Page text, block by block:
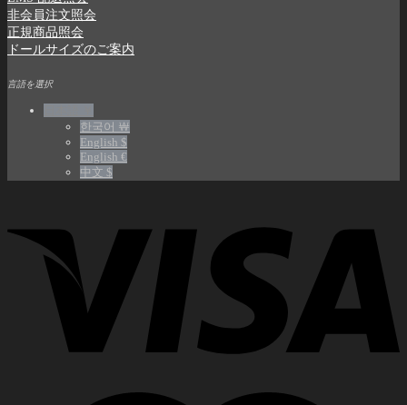
非会員注文照会
正規商品照会
ドールサイズのご案内
言語を選択
한국어 ￦
English $
English €
中文 $